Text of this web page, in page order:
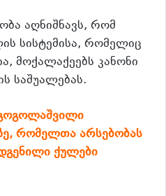
აღნიშნავს, რომ
სისტემისა, რომელიც
მოქალაქეებს კანონი
საშუალებას.
რომელთა არსებობას
ქულები